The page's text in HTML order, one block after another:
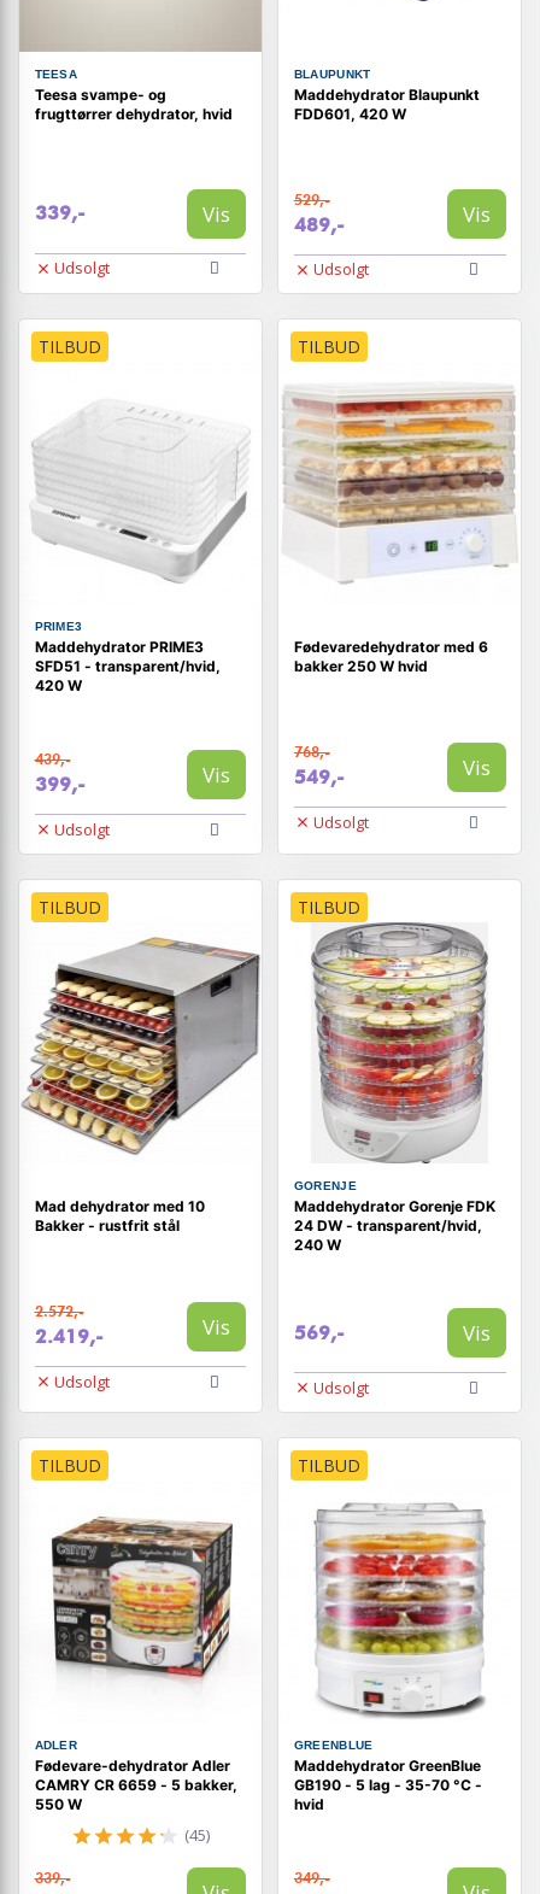
TEESA
Teesa svampe- og
frugttørrer dehydrator, hvid
339,- Vis
Udsolgt
BLAUPUNKT
Maddehydrator Blaupunkt
FDD601, 420 W
529,-
489,- Vis
Udsolgt
TILBUD
PRIME3
Maddehydrator PRIME3
SFD51 - transparent/hvid,
420 W
439,-
399,- Vis
Udsolgt
TILBUD
Fødevaredehydrator med 6
bakker 250 W hvid
768,-
549,- Vis
Udsolgt
TILBUD
Mad dehydrator med 10
Bakker - rustfrit stål
2.572,-
2.419,- Vis
Udsolgt
TILBUD
GORENJE
Maddehydrator Gorenje FDK
24 DW - transparent/hvid,
240 W
569,- Vis
Udsolgt
TILBUD
ADLER
Fødevare-dehydrator Adler
CAMRY CR 6659 - 5 bakker,
550 W
(45)
339,-
TILBUD
GREENBLUE
Maddehydrator GreenBlue
GB190 - 5 lag - 35-70 °C -
hvid
349,-